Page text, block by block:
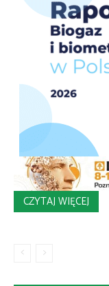
CZYTAJ WIĘCEJ